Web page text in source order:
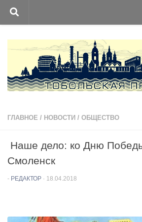
Перейти к содержимому
ГЛАВНОЕ / НОВОСТИ / ОБЩЕСТВО
Наше дело: ко Дню
Смоленск
- РЕДАКТОР · 18.04.2018